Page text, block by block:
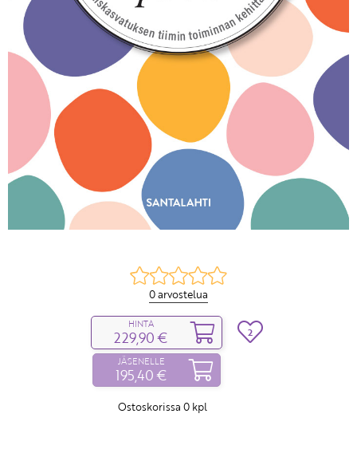
0 arvostelua
HINTA
229,90 €
JÄSENELLE
195,40 €
Ostoskorissa 0 kpl
2